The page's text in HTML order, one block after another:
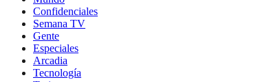
Confidenciales
Semana TV
Gente
Especiales
Arcadia
Tecnología